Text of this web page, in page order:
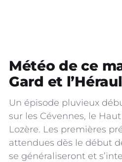
Météo de ce
Gard et
Un épisode pluvieux
sur les Cévennes, le
Lozère. Les premières
attendues dès le début
se généraliseront et